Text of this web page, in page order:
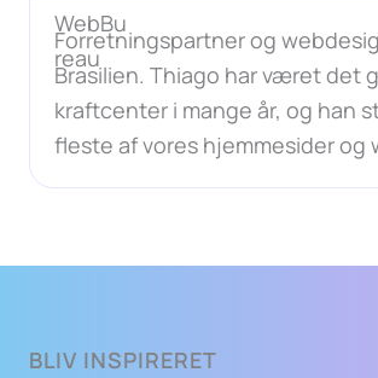
Forretningspartner og
Brasilien. Thiago har været det
kraftcenter i mange år, og han
fleste af vores hjemmesider og
BLIV INSPIRERET